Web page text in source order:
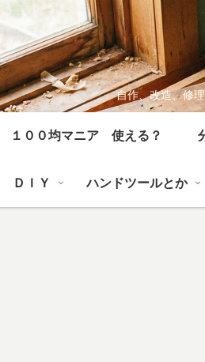
自作、改造、修
１００均マニア 使える？
ＤＩＹ ハンドツールとか